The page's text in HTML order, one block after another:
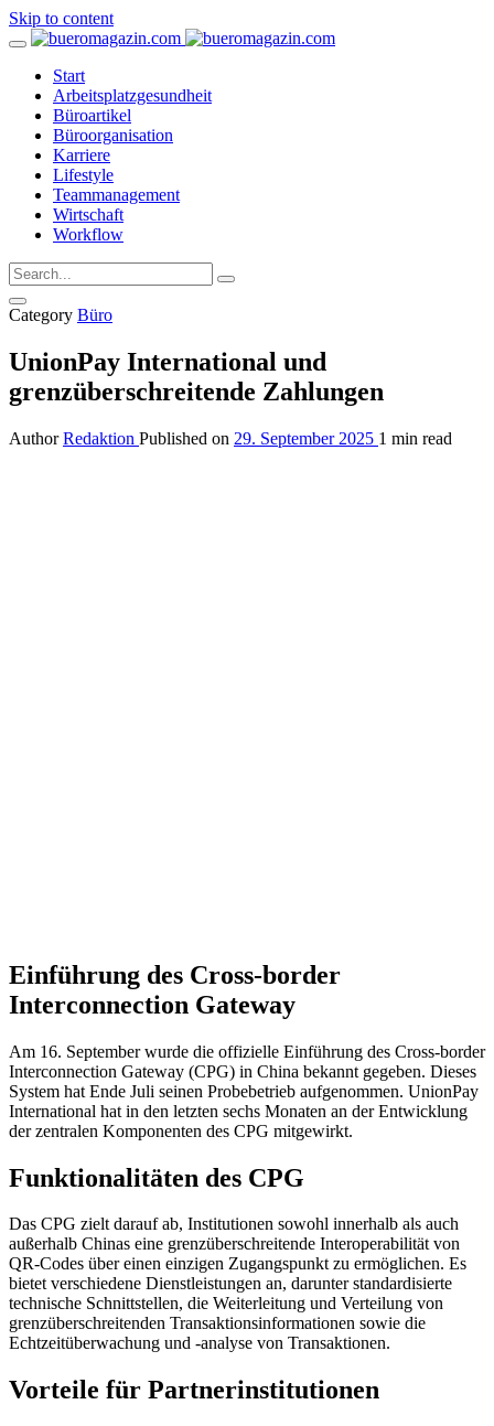
Skip to content
Start
Arbeitsplatzgesundheit
Büroartikel
Büroorganisation
Karriere
Lifestyle
Teammanagement
Wirtschaft
Workflow
Category Büro
UnionPay International und
grenzüberschreitende Zahlungen
Author Redaktion Published on 29. September 2025 1 min read
Einführung des Cross-border
Interconnection Gateway
Am 16. September wurde die offizielle Einführung des Cross-border
Interconnection Gateway (CPG) in China bekannt gegeben. Dieses
System hat Ende Juli seinen Probebetrieb aufgenommen. UnionPay
International hat in den letzten sechs Monaten an der Entwicklung
der zentralen Komponenten des CPG mitgewirkt.
Funktionalitäten des CPG
Das CPG zielt darauf ab, Institutionen sowohl innerhalb als auch
außerhalb Chinas eine grenzüberschreitende Interoperabilität von
QR-Codes über einen einzigen Zugangspunkt zu ermöglichen. Es
bietet verschiedene Dienstleistungen an, darunter standardisierte
technische Schnittstellen, die Weiterleitung und Verteilung von
grenzüberschreitenden Transaktionsinformationen sowie die
Echtzeitüberwachung und -analyse von Transaktionen.
Vorteile für Partnerinstitutionen